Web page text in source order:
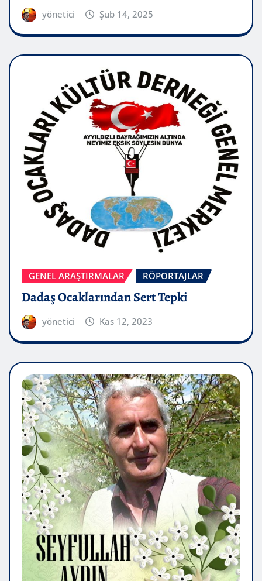
yönetici Şub 14, 2025
GENEL ARAŞTIRMALAR RÖPORTAJLAR
Dadaş Ocaklarından Sert Tepki
yönetici Kas 12, 2023